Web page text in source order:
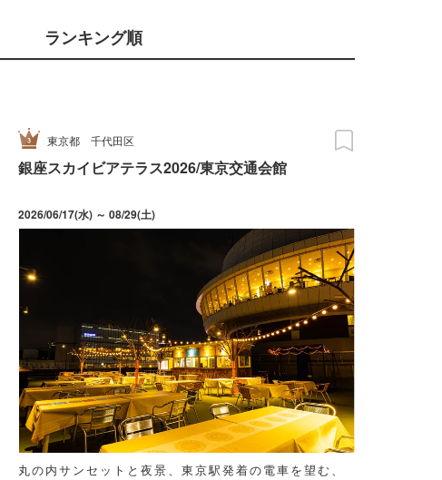
ランキング順
東京都 千代田区
銀座スカイビアテラス2026/東京交通会館
2026/06/17(水) ～ 08/29(土)
丸の内サンセットと夜景、東京駅発着の電車を望む、